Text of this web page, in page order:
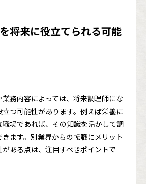
将来に役立てられる可能
務内容によっては、将来調理師にな
つ可能性があります。例えば栄養に
場であれば、その知識を活かして調
ます。別業界からの転職にメリット
ある点は、注目すべきポイントで